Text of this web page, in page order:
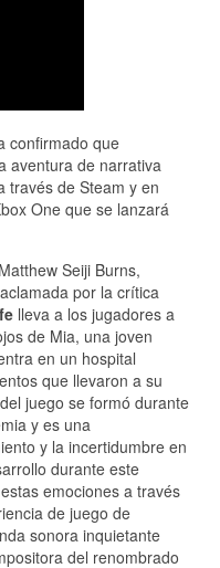
confirmado que
aventura de narrativa
través de Steam y en
One que se lanzará
Seiji Burns,
por la crítica
lleva a los jugadores a
de Mia, una joven
en un hospital
que llevaron a su
juego se formó durante
y es una
y la incertidumbre en
durante este
emociones a través
de juego de
sonora inquietante
del renombrado